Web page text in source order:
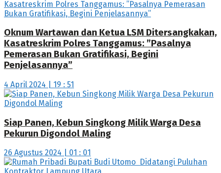
Oknum Wartawan dan Ketua LSM Ditersangkakan,
Kasatreskrim Polres Tanggamus: ”Pasalnya
Pemerasan Bukan Gratifikasi, Begini
Penjelasannya”
4 April 2024 | 19 : 51
Siap Panen, Kebun Singkong Milik Warga Desa
Pekurun Digondol Maling
26 Agustus 2024 | 01 : 01